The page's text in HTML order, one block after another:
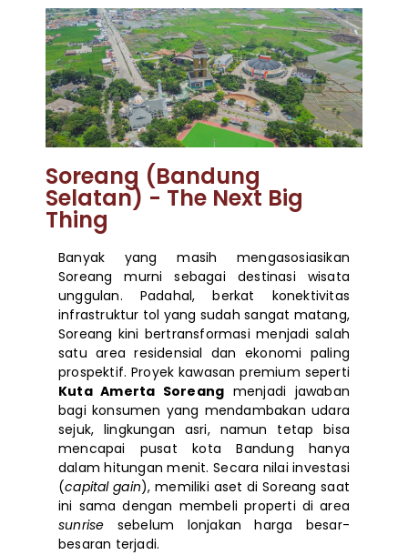
Soreang (Bandung
Selatan) - The Next Big
Thing
Banyak yang masih mengasosiasikan
Soreang murni sebagai destinasi wisata
unggulan. Padahal, berkat konektivitas
infrastruktur tol yang sudah sangat matang,
Soreang kini bertransformasi menjadi salah
satu area residensial dan ekonomi paling
prospektif. Proyek kawasan premium seperti
Kuta Amerta Soreang menjadi jawaban
bagi konsumen yang mendambakan udara
sejuk, lingkungan asri, namun tetap bisa
mencapai pusat kota Bandung hanya
dalam hitungan menit. Secara nilai investasi
(capital gain), memiliki aset di Soreang saat
ini sama dengan membeli properti di area
sunrise sebelum lonjakan harga besar-
besaran terjadi.